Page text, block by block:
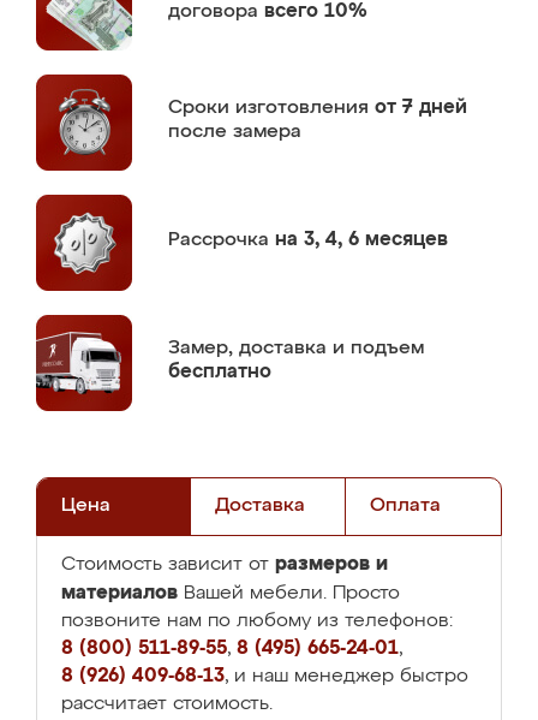
договора всего 10%
Сроки изготовления от 7 дней
после замера
Рассрочка на 3, 4, 6 месяцев
Замер, доставка и подъем
бесплатно
Цена Доставка Оплата
Стоимость зависит от размеров и
материалов Вашей мебели. Просто
позвоните нам по любому из телефонов:
8 (800) 511-89-55, 8 (495) 665-24-01,
8 (926) 409-68-13, и наш менеджер быстро
рассчитает стоимость.